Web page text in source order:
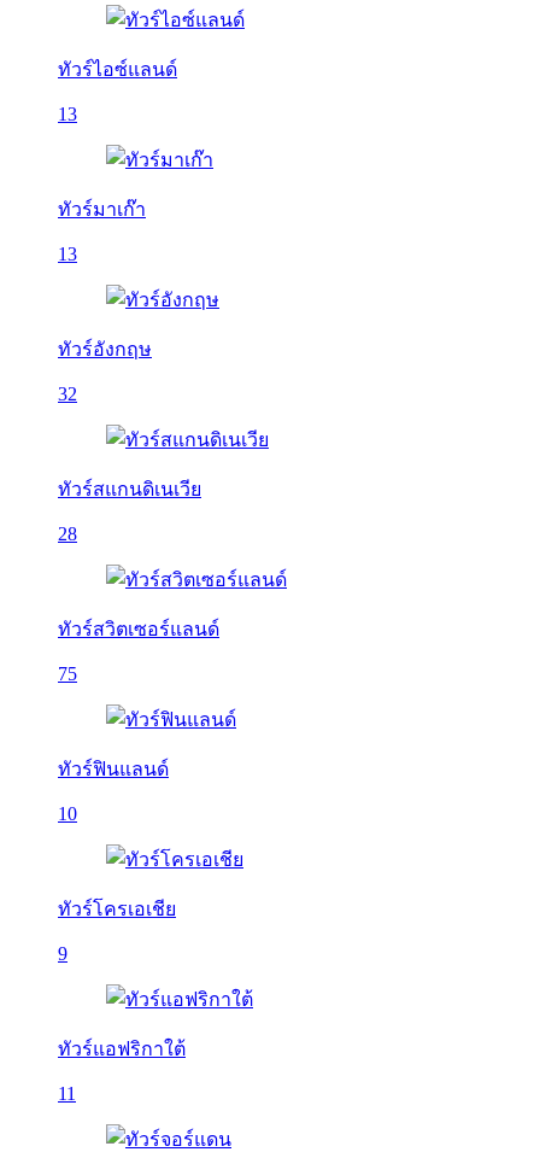
ทัวร์ไอซ์แลนด์
13
ทัวร์มาเก๊า
13
ทัวร์อังกฤษ
32
ทัวร์สแกนดิเนเวีย
28
ทัวร์สวิตเซอร์แลนด์
75
ทัวร์ฟินแลนด์
10
ทัวร์โครเอเชีย
9
ทัวร์แอฟริกาใต้
11